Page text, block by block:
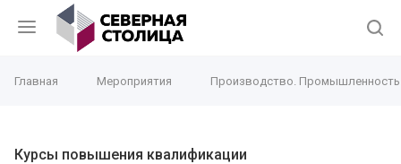
Главная Мероприятия Производство.
Курсы повышения квалификации